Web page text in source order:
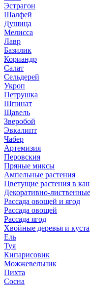
Эстрагон
Шалфей
Душица
Мелисса
Лавр
Базилик
Кориандр
Салат
Сельдерей
Укроп
Петрушка
Шпинат
Щавель
Зверобой
Эвкалипт
Чабер
Артемизия
Перовския
Пряные миксы
Ампельные растения
Цветущие растения в
Декоративно-
Рассада овощей и ягод
Рассада овощей
Рассада ягод
Хвойные деревья и
Ель
Туя
Кипарисовик
Можжевельник
Пихта
Сосна